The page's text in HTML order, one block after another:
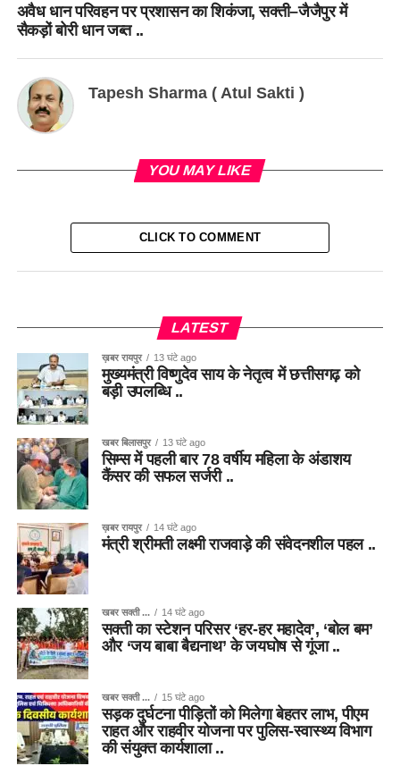
अवैध धान परिवहन पर प्रशासन का शिकंजा, सक्ती–जैजैपुर में
सैकड़ों बोरी धान जब्त ..
Tapesh Sharma ( Atul Sakti )
YOU MAY LIKE
CLICK TO COMMENT
LATEST
ख़बर रायपुर 13 घंटे ago
मुख्यमंत्री विष्णुदेव साय के नेतृत्व में छत्तीसगढ़ को
बड़ी उपलब्धि ..
खबर बिलासपुर 13 घंटे ago
सिम्स में पहली बार 78 वर्षीय महिला के अंडाशय
कैंसर की सफल सर्जरी ..
ख़बर रायपुर 14 घंटे ago
मंत्री श्रीमती लक्ष्मी राजवाड़े की संवेदनशील पहल ..
खबर सक्ती ... 14 घंटे ago
सक्ती का स्टेशन परिसर ‘हर-हर महादेव’, ‘बोल बम’
और ‘जय बाबा बैद्यनाथ’ के जयघोष से गूंजा ..
खबर सक्ती ... 15 घंटे ago
सड़क दुर्घटना पीड़ितों को मिलेगा बेहतर लाभ, पीएम
राहत और राहवीर योजना पर पुलिस-स्वास्थ्य विभाग
की संयुक्त कार्यशाला ..